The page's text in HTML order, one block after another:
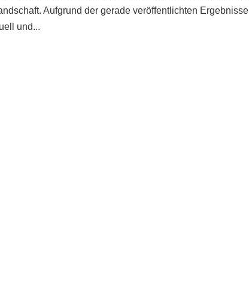
Aufgrund der gerade veröffentlichten Ergebnisse
und...